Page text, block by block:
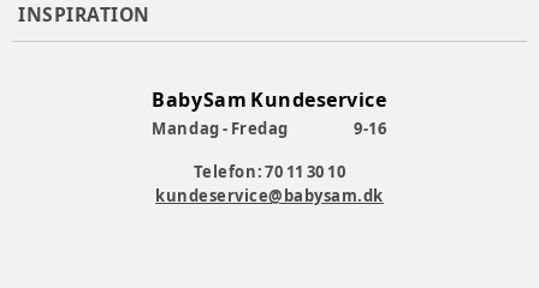
INSPIRATION
BabySam Kundeservice
Mandag - Fredag
9-16
Telefon: 70 11 30 10
kundeservice@babysam.dk